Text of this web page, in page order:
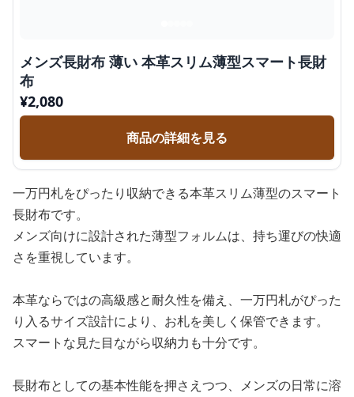
メンズ長財布 薄い 本革スリム薄型スマート長財
布
¥2,080
商品の詳細を見る
一万円札をぴったり収納できる本革スリム薄型のスマート
長財布です。
メンズ向けに設計された薄型フォルムは、持ち運びの快適
さを重視しています。
本革ならではの高級感と耐久性を備え、一万円札がぴった
り入るサイズ設計により、お札を美しく保管できます。
スマートな見た目ながら収納力も十分です。
長財布としての基本性能を押さえつつ、メンズの日常に溶